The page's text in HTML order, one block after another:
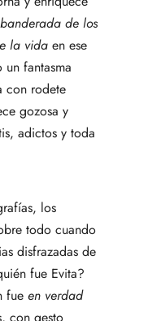
de los
la vida en ese
fantasma
con rodete
gozosa y
adictos y toda
los
todo cuando
disfrazadas de
fue Evita?
fue en verdad